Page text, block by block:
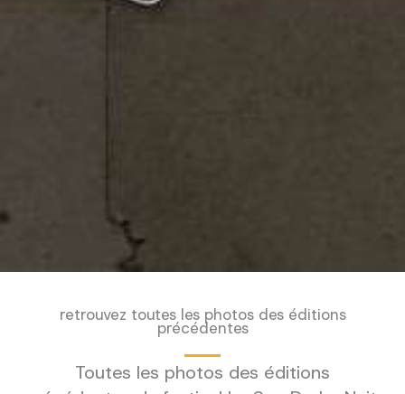
retrouvez toutes les photos des éditions
précédentes
Toutes les photos des éditions